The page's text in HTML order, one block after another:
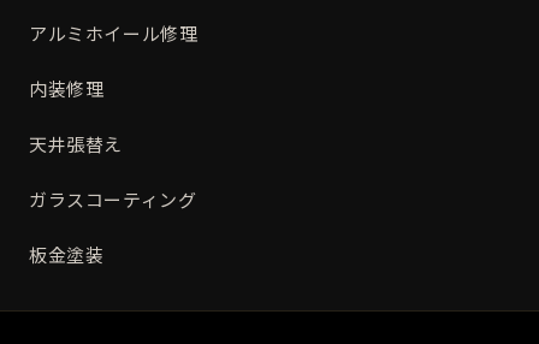
アルミホイール修理
内装修理
天井張替え
ガラスコーティング
板金塗装